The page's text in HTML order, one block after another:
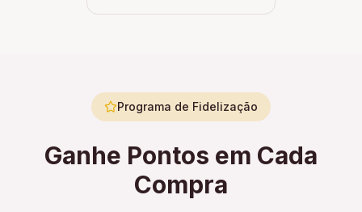
Programa de Fidelização
Ganhe Pontos em Cada
Compra